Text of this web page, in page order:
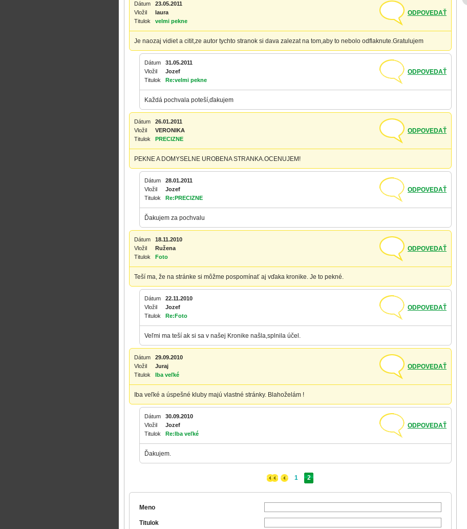
Dátum
23.05.2011
Vložil
laura
Titulok
velmi pekne
ODPOVEDAŤ
Je naozaj vidiet a citit,ze autor tychto stranok si dava zalezat na tom,aby to nebolo odflaknute.Gratulujem
Dátum
31.05.2011
Vložil
Jozef
Titulok
Re:velmi pekne
ODPOVEDAŤ
Každá pochvala poteší,ďakujem
Dátum
26.01.2011
Vložil
VERONIKA
Titulok
PRECIZNE
ODPOVEDAŤ
PEKNE A DOMYSELNE UROBENA STRANKA.OCENUJEM!
Dátum
28.01.2011
Vložil
Jozef
Titulok
Re:PRECIZNE
ODPOVEDAŤ
Ďakujem za pochvalu
Dátum
18.11.2010
Vložil
Ružena
Titulok
Foto
ODPOVEDAŤ
Teší ma, že na stránke si môžme pospomínať aj vďaka kronike. Je to pekné.
Dátum
22.11.2010
Vložil
Jozef
Titulok
Re:Foto
ODPOVEDAŤ
Veľmi ma teší ak si sa v našej Kronike našla,splnila účel.
Dátum
29.09.2010
Vložil
Juraj
Titulok
Iba veľké
ODPOVEDAŤ
Iba veľké a úspešné kluby majú vlastné stránky. Blahoželám !
Dátum
30.09.2010
Vložil
Jozef
Titulok
Re:Iba veľké
ODPOVEDAŤ
Ďakujem.
1 2
Meno
Titulok